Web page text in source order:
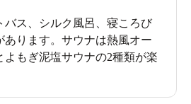
バス、シルク風呂、寝ころび
あります。サウナは熱風オー
よもぎ泥塩サウナの2種類が楽